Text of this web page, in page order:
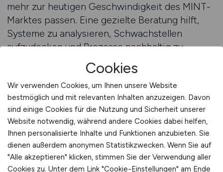
mehr zur heutigen Geschwindigkeit des MINT-
Marktes passen. Eine gezielte Beratung hilft,
Systeme zu analysieren, Schwachstellen
aufzudecken und Prozesse nachhaltig zu
optimieren. Ziel ist es, das
Bewerbermanagement so zu gestalten, dass es
einfach, effizient und messbar bleibt –
unabhängig von der Unternehmensgröße.
Die Beratung beginnt mit einer
Bestandsaufnahme. Welche Tools werden
eingesetzt? Wie werden Bewerbungen erfasst,
bearbeitet und kommuniziert? Wo entstehen
Cookies
Wir verwenden Cookies, um Ihnen unsere Website
bestmöglich und mit relevanten Inhalten anzuzeigen. Davon
sind einige Cookies für die Nutzung und Sicherheit unserer
Website notwendig, während andere Cookies dabei helfen,
Ihnen personalisierte Inhalte und Funktionen anzubieten. Sie
dienen außerdem anonymen Statistikzwecken. Wenn Sie auf
"Alle akzeptieren" klicken, stimmen Sie der Verwendung aller
Cookies zu. Unter dem Link "Cookie-Einstellungen" am Ende